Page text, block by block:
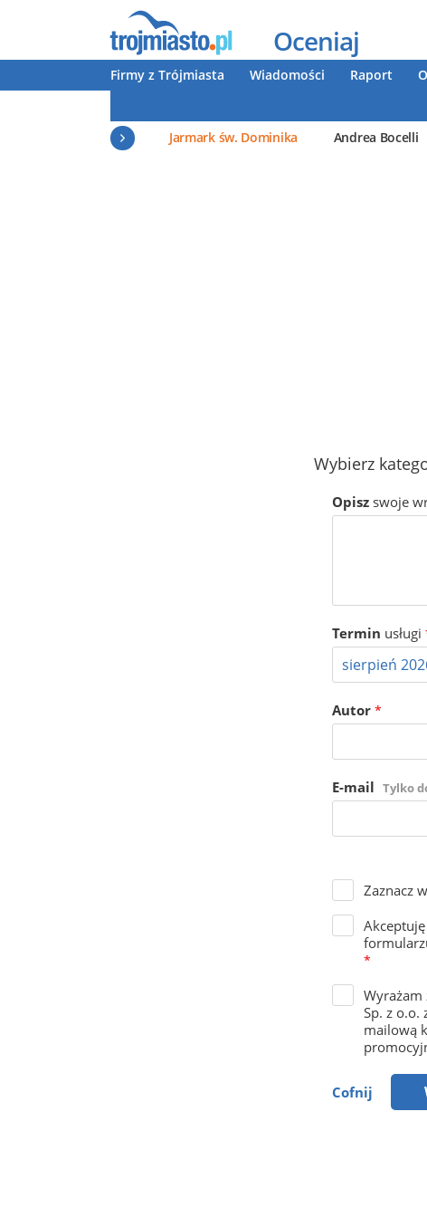
Oceniaj
Firmy z Trójmiasta Wiadomości Raport
Jarmark św. Dominika
Andrea Bocelli
Wybierz
Opisz swoje
Termin usługi
Autor *
E-mail Tylko
Zaznacz
Akceptuję
*
Wyrażam
Sp. z o.o.
mailową
Cofnij